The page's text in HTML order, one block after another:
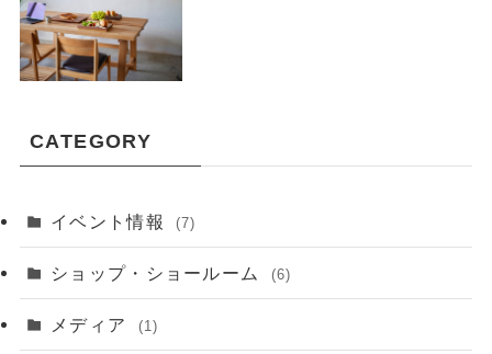
CATEGORY
イベント情報 (7)
ショップ・ショールーム (6)
メディア (1)